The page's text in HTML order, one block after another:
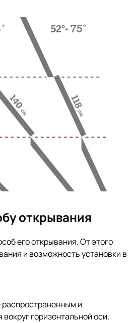
открывания
его открывания. От этого
и возможность установки в
и
горизонтальной оси,